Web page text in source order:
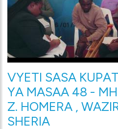
VYETI SASA
YA MASAA 48 -
Z. HOMERA ,
SHERIA